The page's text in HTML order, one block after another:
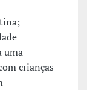
uma
crianças